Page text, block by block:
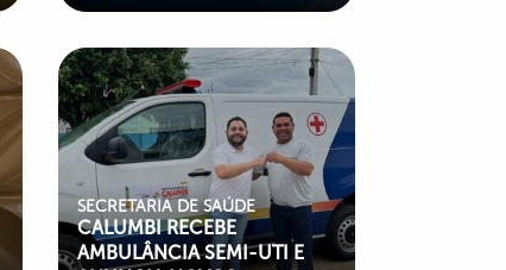
SECRETARIA DE SAÚDE
CALUMBI RECEBE
AMBULÂNCIA SEMI-UTI E